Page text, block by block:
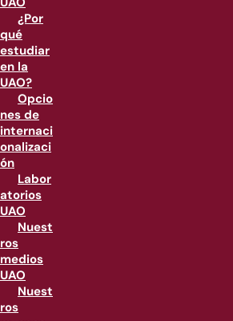
¿Por
qué
estudiar
en la
UAO?
Opcio
nes de
internaci
onalizaci
ón
Labor
atorios
UAO
Nuest
ros
medios
UAO
Nuest
ros